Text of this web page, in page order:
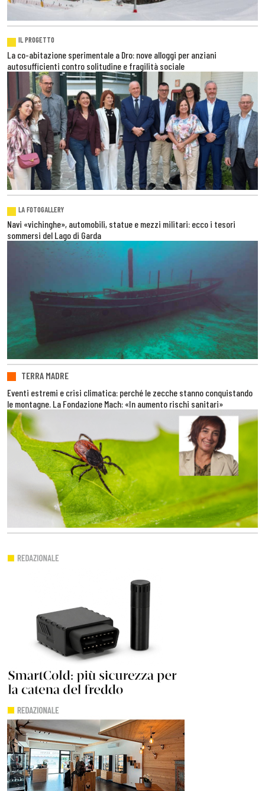
IL PROGETTO
La co-abitazione sperimentale a Dro: nove alloggi per anziani
autosufficienti contro solitudine e fragilità sociale
LA FOTOGALLERY
Navi «vichinghe», automobili, statue e mezzi militari: ecco i tesori
sommersi del Lago di Garda
TERRA MADRE
Eventi estremi e crisi climatica: perché le zecche stanno conquistando
le montagne. La Fondazione Mach: «In aumento rischi sanitari»